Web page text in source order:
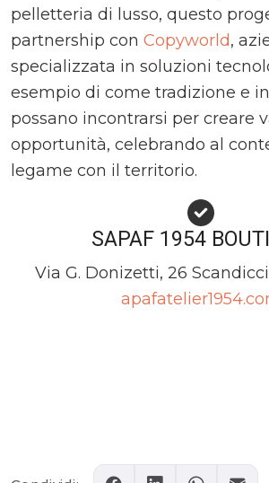
pelletteria di lusso, questo
partnership con Copyworld,
specializzata in soluzioni
esempio di come tradizione e
possano incontrarsi per creare
opportunità, celebrando al
legame con il territorio.
SAPAF 1954
Via G. Donizetti, 26 Scandicci